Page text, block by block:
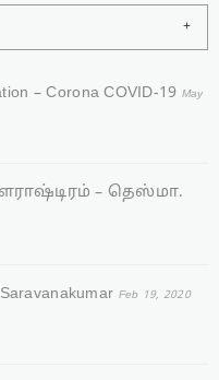
– Corona COVID-19 May
– தெஸ்மா.
Feb 19, 2020